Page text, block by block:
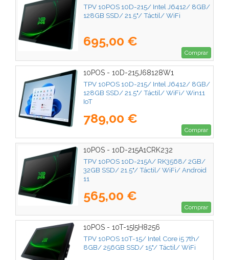
TPV 10POS 10D-215/ Intel J6412/ 8GB/
128GB SSD/ 21.5"/ Táctil/ WiFi
695,00 €
Comprar
10POS - 10D-215J68128W1
TPV 10POS 10D-215/ Intel J6412/ 8GB/
128GB SSD/ 21.5"/ Táctil/ WiFi/ Win11
IoT
789,00 €
Comprar
10POS - 10D-215A1CRK232
TPV 10POS 10D-215A/ RK3568/ 2GB/
32GB SSD/ 21.5"/ Táctil/ WiFi/ Android
11
565,00 €
Comprar
10POS - 10T-15I5H8256
TPV 10POS 10T-15/ Intel Core i5 7th/
8GB/ 256GB SSD/ 15"/ Táctil/ WiFi